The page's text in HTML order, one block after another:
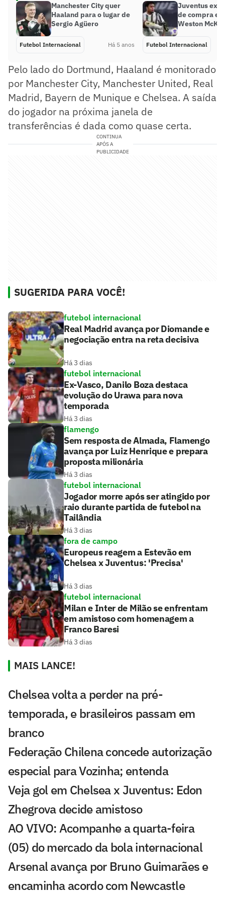
Manchester City quer
Haaland para o lugar de
Sergio Agüero
Futebol Internacional Há 5 anos
Juventus
de compra e
Weston
Futebol Internacional
Pelo lado do Dortmund, Haaland é monitorado
por Manchester City, Manchester United, Real
Madrid, Bayern de Munique e Chelsea. A saída
do jogador na próxima janela de
transferências é dada como quase certa.
CONTINUA
APÓS A
PUBLICIDADE
SUGERIDA PARA VOCÊ!
futebol internacional
Real Madrid avança por Diomande e
negociação entra na reta decisiva
Há 3 dias
futebol internacional
Ex-Vasco, Danilo Boza destaca
evolução do Urawa para nova
temporada
Há 3 dias
flamengo
Sem resposta de Almada, Flamengo
avança por Luiz Henrique e prepara
proposta milionária
Há 3 dias
futebol internacional
Jogador morre após ser atingido por
raio durante partida de futebol na
Tailândia
Há 3 dias
fora de campo
Europeus reagem a Estevão em
Chelsea x Juventus: 'Precisa'
Há 3 dias
futebol internacional
Milan e Inter de Milão se enfrentam
em amistoso com homenagem a
Franco Baresi
Há 3 dias
MAIS LANCE!
Chelsea volta a perder na pré-
temporada, e brasileiros passam em
branco
Federação Chilena concede autorização
especial para Vozinha; entenda
Veja gol em Chelsea x Juventus: Edon
Zhegrova decide amistoso
AO VIVO: Acompanhe a quarta-feira
(05) do mercado da bola internacional
Arsenal avança por Bruno Guimarães e
encaminha acordo com Newcastle